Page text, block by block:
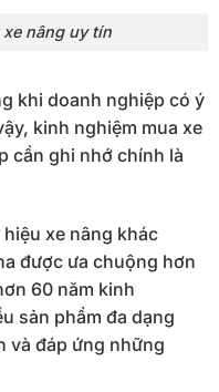
nâng uy tín
khi doanh nghiệp có ý
kinh nghiệm mua xe
cần ghi nhớ chính là
xe nâng khác
được ưa chuộng hơn
60 năm kinh
sản phẩm đa dạng
và đáp ứng những